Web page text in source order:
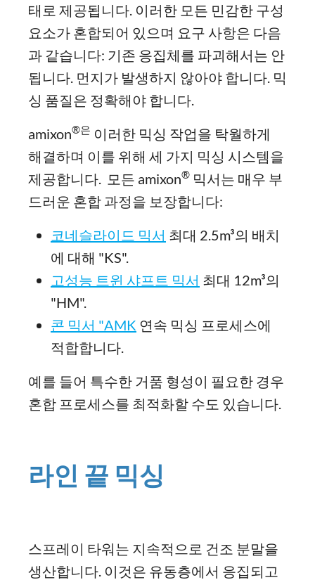
태로 제공됩니다. 이러한 모든 민감한 구성
요소가 혼합되어 있으며 요구 사항은 다음
과 같습니다: 기존 응집체를 파괴해서는 안
됩니다. 먼지가 발생하지 않아야 합니다. 믹
싱 품질은 정확해야 합니다.
amixon®은 이러한 믹싱 작업을 탁월하게
해결하며 이를 위해 세 가지 믹싱 시스템을
제공합니다. 모든 amixon® 믹서는 매우 부
드러운 혼합 과정을 보장합니다:
코네슬라이드 믹서 최대 2.5m³의 배치
에 대해 "KS".
고성능 트윈 샤프트 믹서 최대 12m³의
"HM".
콘 믹서 "AMK 연속 믹싱 프로세스에
적합합니다.
예를 들어 특수한 거품 형성이 필요한 경우
혼합 프로세스를 최적화할 수도 있습니다.
라인 끝 믹싱
스프레이 타워는 지속적으로 건조 분말을
생산합니다. 이것은 유동층에서 응집되고